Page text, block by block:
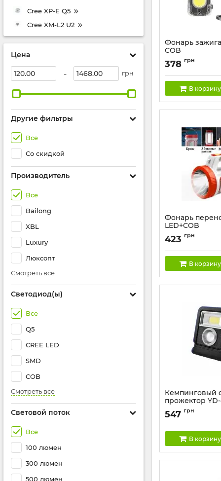
Cree XP-E Q5
Cree XM-L2 U2
Цена
- грн
Другие фильтры
Все
Со скидкой
Производитель
Все
Bailong
XBL
Luxury
Люксопт
Смотреть все
Светодиод(ы)
Все
Q5
CREE LED
SMD
COB
Смотреть все
Световой поток
Все
100 люмен
300 люмен
500 люмен
Фонарь
COB
Артикул:D52-2-COB
378 грн
В корзину
Фонарь
LED+COB
Артикул:5158
423 грн
В корзину
Кемпинговый
прожектор
1W+COB, солн.
Артикул:
547 грн
В корзину